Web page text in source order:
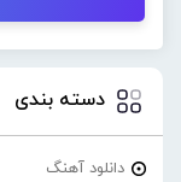
دسته بندی
دانلود آهنگ